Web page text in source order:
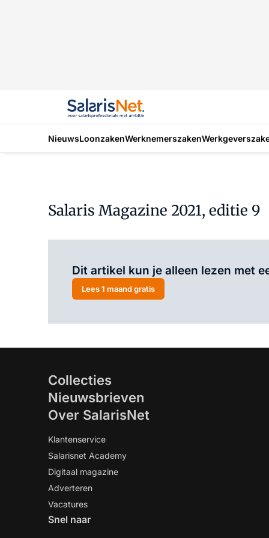
NieuwsLoonzakenWerknemerszaken
Salaris Magazine 2021, editie 9
Dit artikel kun je alleen lezen met
Lees 1 maand gratis
Collecties
Nieuwsbrieven
Over SalarisNet
Klantenservice
Salarisnet Academy
Digitaal magazine
Adverteren
Vacatures
Snel naar